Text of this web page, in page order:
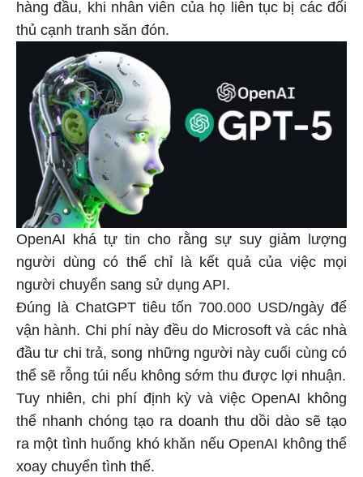
hàng đầu, khi nhân viên của họ liên tục bị các đối
thủ cạnh tranh săn đón.
OpenAI khá tự tin cho rằng sự suy giảm lượng
người dùng có thể chỉ là kết quả của việc mọi
người chuyển sang sử dụng API.
Đúng là ChatGPT tiêu tốn 700.000 USD/ngày để
vận hành. Chi phí này đều do Microsoft và các nhà
đầu tư chi trả, song những người này cuối cùng có
thể sẽ rỗng túi nếu không sớm thu được lợi nhuận.
Tuy nhiên, chi phí định kỳ và việc OpenAI không
thể nhanh chóng tạo ra doanh thu dồi dào sẽ tạo
ra một tình huống khó khăn nếu OpenAI không thể
xoay chuyển tình thế.